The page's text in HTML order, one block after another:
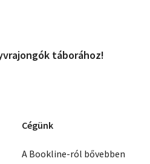
táborához!
Cégünk
A Bookline-ról bővebben